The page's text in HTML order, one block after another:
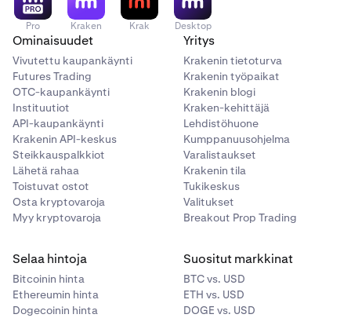
Pro Kraken Krak Desktop
Ominaisuudet
Vivutettu kaupankäynti
Futures Trading
OTC-kaupankäynti
Instituutiot
API-kaupankäynti
Krakenin API-keskus
Steikkauspalkkiot
Lähetä rahaa
Toistuvat ostot
Osta kryptovaroja
Myy kryptovaroja
Yritys
Krakenin tietoturva
Krakenin työpaikat
Krakenin blogi
Kraken-kehittäjä
Lehdistöhuone
Kumppanuusohjelma
Varalistaukset
Krakenin tila
Tukikeskus
Valitukset
Breakout Prop Trading
Selaa hintoja
Bitcoinin hinta
Ethereumin hinta
Dogecoinin hinta
Suositut markkinat
BTC vs. USD
ETH vs. USD
DOGE vs. USD